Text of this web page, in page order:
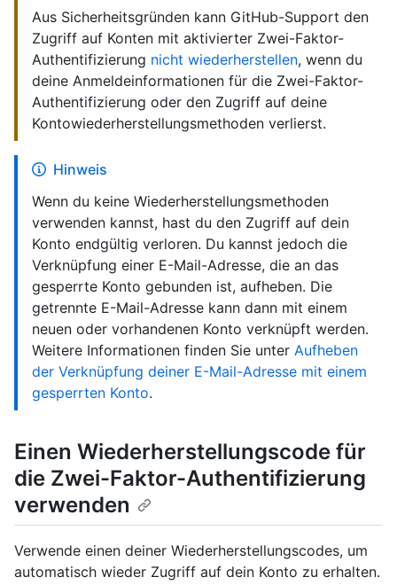
Aus Sicherheitsgründen kann GitHub-Support den
Zugriff auf Konten mit aktivierter Zwei-Faktor-
Authentifizierung nicht wiederherstellen, wenn du
deine Anmeldeinformationen für die Zwei-Faktor-
Authentifizierung oder den Zugriff auf deine
Kontowiederherstellungsmethoden verlierst.
Hinweis
Wenn du keine Wiederherstellungsmethoden
verwenden kannst, hast du den Zugriff auf dein
Konto endgültig verloren. Du kannst jedoch die
Verknüpfung einer E-Mail-Adresse, die an das
gesperrte Konto gebunden ist, aufheben. Die
getrennte E-Mail-Adresse kann dann mit einem
neuen oder vorhandenen Konto verknüpft werden.
Weitere Informationen finden Sie unter Aufheben
der Verknüpfung deiner E-Mail-Adresse mit einem
gesperrten Konto.
Einen Wiederherstellungscode für
die Zwei-Faktor-Authentifizierung
verwenden
Verwende einen deiner Wiederherstellungscodes, um
automatisch wieder Zugriff auf dein Konto zu erhalten.